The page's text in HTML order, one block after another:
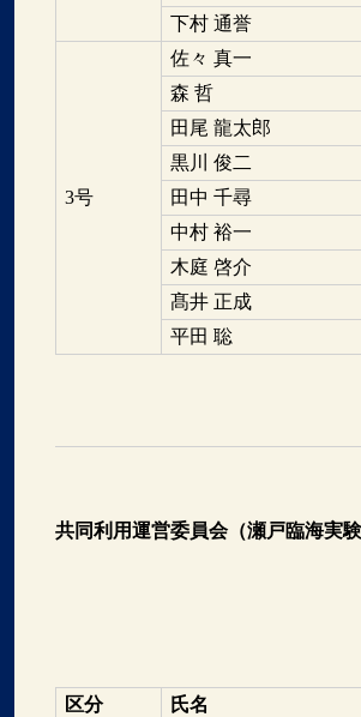
下村 通誉
3号
佐々 真一
森 哲
田尾 龍太郎
黒川 俊二
田中 千尋
中村 裕一
木庭 啓介
髙井 正成
平田 聡
共同利用運営委員会（瀬戸臨海実験
区分 氏名